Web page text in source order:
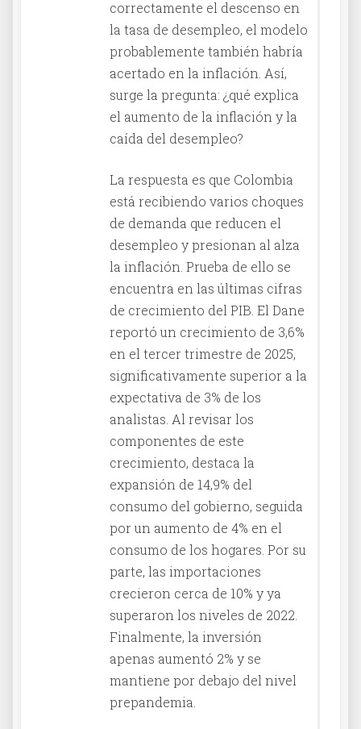
correctamente el descenso en
la tasa de desempleo, el modelo
probablemente también habría
acertado en la inflación. Así,
surge la pregunta: ¿qué explica
el aumento de la inflación y la
caída del desempleo?
La respuesta es que Colombia
está recibiendo varios choques
de demanda que reducen el
desempleo y presionan al alza
la inflación. Prueba de ello se
encuentra en las últimas cifras
de crecimiento del PIB. El Dane
reportó un crecimiento de 3,6%
en el tercer trimestre de 2025,
significativamente superior a la
expectativa de 3% de los
analistas. Al revisar los
componentes de este
crecimiento, destaca la
expansión de 14,9% del
consumo del gobierno, seguida
por un aumento de 4% en el
consumo de los hogares. Por su
parte, las importaciones
crecieron cerca de 10% y ya
superaron los niveles de 2022.
Finalmente, la inversión
apenas aumentó 2% y se
mantiene por debajo del nivel
prepandemia.